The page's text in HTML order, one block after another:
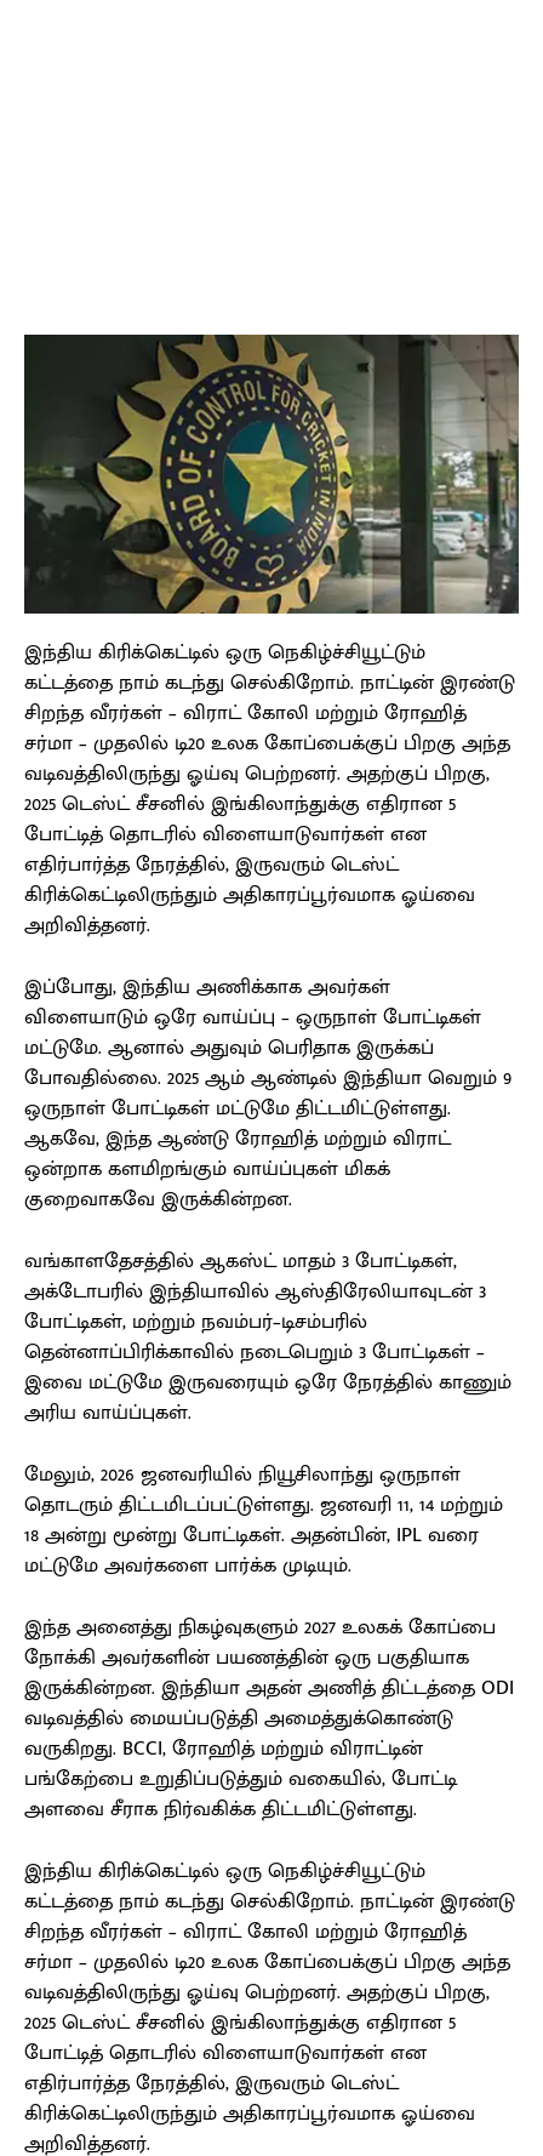
இந்திய கிரிக்கெட்டில் ஒரு நெகிழ்ச்சியூட்டும்
கட்டத்தை நாம் கடந்து செல்கிறோம். நாட்டின் இரண்டு
சிறந்த வீரர்கள் – விராட் கோலி மற்றும் ரோஹித்
சர்மா – முதலில் டி20 உலக கோப்பைக்குப் பிறகு அந்த
வடிவத்திலிருந்து ஓய்வு பெற்றனர். அதற்குப் பிறகு,
2025 டெஸ்ட் சீசனில் இங்கிலாந்துக்கு எதிரான 5
போட்டித் தொடரில் விளையாடுவார்கள் என
எதிர்பார்த்த நேரத்தில், இருவரும் டெஸ்ட்
கிரிக்கெட்டிலிருந்தும் அதிகாரப்பூர்வமாக ஓய்வை
அறிவித்தனர்.
இப்போது, இந்திய அணிக்காக அவர்கள்
விளையாடும் ஒரே வாய்ப்பு – ஒருநாள் போட்டிகள்
மட்டுமே. ஆனால் அதுவும் பெரிதாக இருக்கப்
போவதில்லை. 2025 ஆம் ஆண்டில் இந்தியா வெறும் 9
ஒருநாள் போட்டிகள் மட்டுமே திட்டமிட்டுள்ளது.
ஆகவே, இந்த ஆண்டு ரோஹித் மற்றும் விராட்
ஒன்றாக களமிறங்கும் வாய்ப்புகள் மிகக்
குறைவாகவே இருக்கின்றன.
வங்காளதேசத்தில் ஆகஸ்ட் மாதம் 3 போட்டிகள்,
அக்டோபரில் இந்தியாவில் ஆஸ்திரேலியாவுடன் 3
போட்டிகள், மற்றும் நவம்பர்–டிசம்பரில்
தென்னாப்பிரிக்காவில் நடைபெறும் 3 போட்டிகள் –
இவை மட்டுமே இருவரையும் ஒரே நேரத்தில் காணும்
அரிய வாய்ப்புகள்.
மேலும், 2026 ஜனவரியில் நியூசிலாந்து ஒருநாள்
தொடரும் திட்டமிடப்பட்டுள்ளது. ஜனவரி 11, 14 மற்றும்
18 அன்று மூன்று போட்டிகள். அதன்பின், IPL வரை
மட்டுமே அவர்களை பார்க்க முடியும்.
இந்த அனைத்து நிகழ்வுகளும் 2027 உலகக் கோப்பை
நோக்கி அவர்களின் பயணத்தின் ஒரு பகுதியாக
இருக்கின்றன. இந்தியா அதன் அணித் திட்டத்தை ODI
வடிவத்தில் மையப்படுத்தி அமைத்துக்கொண்டு
வருகிறது. BCCI, ரோஹித் மற்றும் விராட்டின்
பங்கேற்பை உறுதிப்படுத்தும் வகையில், போட்டி
அளவை சீராக நிர்வகிக்க திட்டமிட்டுள்ளது.
இந்திய கிரிக்கெட்டில் ஒரு நெகிழ்ச்சியூட்டும்
கட்டத்தை நாம் கடந்து செல்கிறோம். நாட்டின் இரண்டு
சிறந்த வீரர்கள் – விராட் கோலி மற்றும் ரோஹித்
சர்மா – முதலில் டி20 உலக கோப்பைக்குப் பிறகு அந்த
வடிவத்திலிருந்து ஓய்வு பெற்றனர். அதற்குப் பிறகு,
2025 டெஸ்ட் சீசனில் இங்கிலாந்துக்கு எதிரான 5
போட்டித் தொடரில் விளையாடுவார்கள் என
எதிர்பார்த்த நேரத்தில், இருவரும் டெஸ்ட்
கிரிக்கெட்டிலிருந்தும் அதிகாரப்பூர்வமாக ஓய்வை
அறிவித்தனர்.